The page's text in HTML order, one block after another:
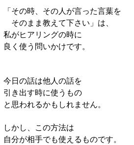
「その時、その人が言った言葉を
そのまま教えて下さい」は、
私がヒアリングの時に
良く使う問いかけです。
今日の話は他人の話を
引き出す時に使うもの
と思われるかもしれません。
しかし、この方法は
自分が相手でも使えるものです。